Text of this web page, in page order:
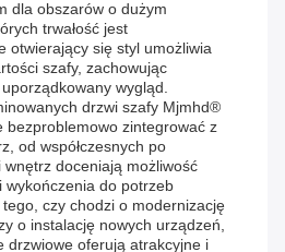
dla obszarów o dużym
trwałość jest
otwierający się styl umożliwia
szafy, zachowując
wygląd.
drzwi szafy Mjmhd®
bezproblemowo zintegrować z
od współczesnych po
wnętrz doceniają możliwość
wykończenia do potrzeb
czy chodzi o modernizację
o instalację nowych urządzeń,
drzwiowe oferują atrakcyjne i